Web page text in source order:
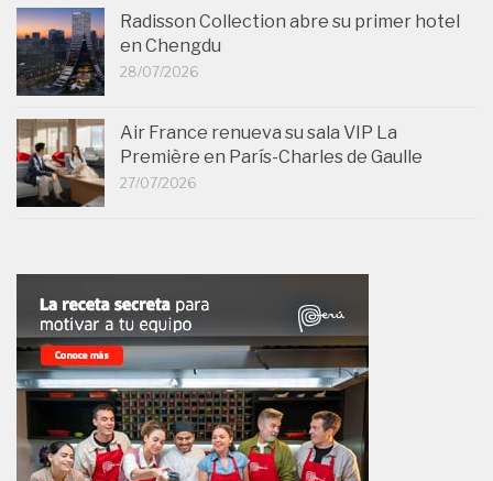
Radisson Collection abre su primer hotel
en Chengdu
28/07/2026
Air France renueva su sala VIP La
Première en París-Charles de Gaulle
27/07/2026